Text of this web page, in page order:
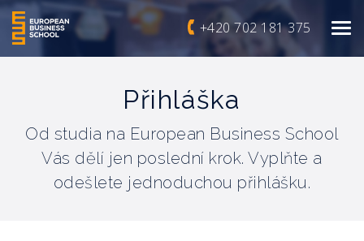
+420 702 181 375
Přihláška
Od studia na European Business School
Vás dělí jen poslední krok. Vyplňte a
odešlete jednoduchou přihlášku.